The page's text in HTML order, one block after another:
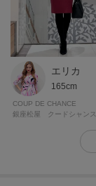
エリカ
165cm
COUP DE CHANCE
銀座松屋 クードシャンス